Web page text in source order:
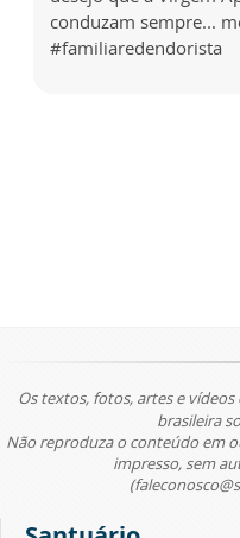
conduzam sempre...
#familiaredendorista
Os textos, fotos, artes e
brasileira
Não reproduza o conteúdo em
impresso, sem